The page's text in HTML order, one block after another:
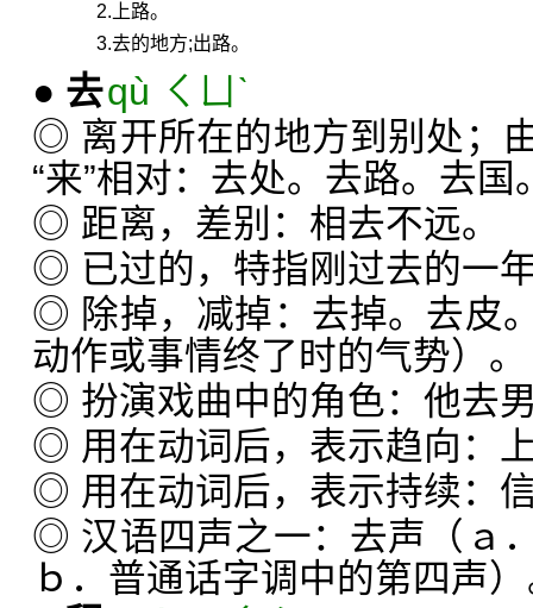
2.上路。
3.去的地方;出路。
● 去qù ㄑㄩˋ
◎ 离开所在的地方到别处；
“来”相对：去处。去路。去国
◎ 距离，差别：相去不远。
◎ 已过的，特指刚过去的一
◎ 除掉，减掉：去掉。去皮
动作或事情终了时的气势）。
◎ 扮演戏曲中的角色：他去
◎ 用在动词后，表示趋向：
◎ 用在动词后，表示持续：
◎ 汉语四声之一：去声（ａ
ｂ．普通话字调中的第四声